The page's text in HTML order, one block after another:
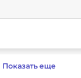
Показать еще